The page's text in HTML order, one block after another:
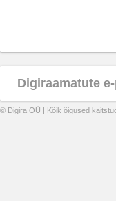
Digiraamatute
© Digira OÜ | Kõik õigused